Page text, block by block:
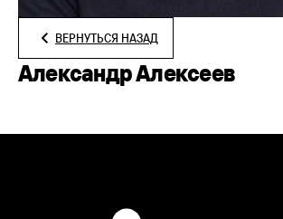
ВЕРНУТЬСЯ НАЗАД
Александр Алексеев